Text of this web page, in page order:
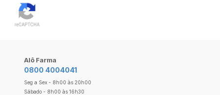
Alô Farma
0800 4004041
Seg a Sex - 8h00 às 20h00
Sábado - 8h00 às 16h30